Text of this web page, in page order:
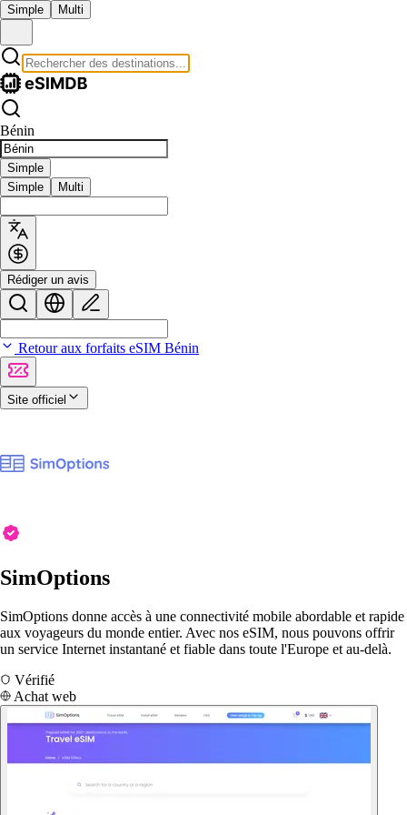
Simple Multi
Bénin
Simple
Simple
Multi
Rédiger un avis
Retour aux forfaits eSIM Bénin
Site officiel
SimOptions
SimOptions donne accès à une connectivité mobile abordable et rapide
aux voyageurs du monde entier. Avec nos eSIM, nous pouvons offrir
un service Internet instantané et fiable dans toute l'Europe et au-delà.
Vérifié
Achat web